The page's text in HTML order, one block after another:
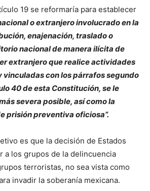
19 se reformaría para establecer
o extranjero involucrado en la
enajenación, traslado o
nacional de manera ilícita de
extranjero que realice actividades
vinculadas con los párrafos segundo
40 de esta Constitución, se le
severa posible, así como la
prisión preventiva oficiosa”.
es que la decisión de Estados
a los grupos de la delincuencia
terroristas, no sea vista como
invadir la soberanía mexicana.